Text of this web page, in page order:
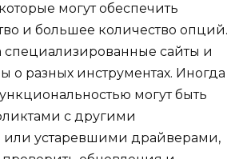
могут обеспечить
и большее количество опций.
сайты и
о разных инструментах. Иногда
могут быть
с другими
устаревшими драйверами,